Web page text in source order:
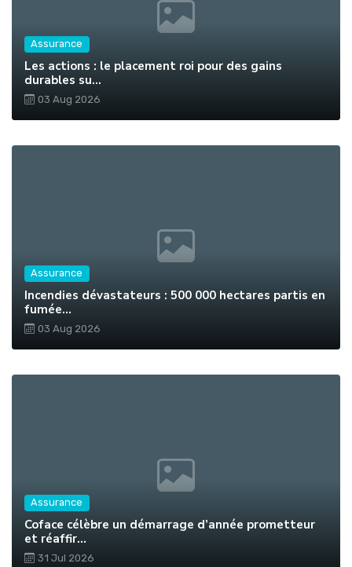
Assurance
Les actions : le placement roi pour des gains
durables su...
03 Aug 2026
Assurance
Incendies dévastateurs : 500 000 hectares partis en
fumée...
03 Aug 2026
Assurance
Coface célèbre un démarrage d’année prometteur
et réaffir...
31 Jul 2026